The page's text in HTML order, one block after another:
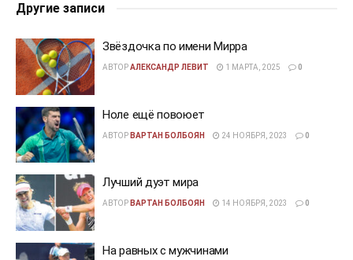
Другие записи
Звёздочка по имени Мирра
АВТОРАЛЕКСАНДР ЛЕВИТ 1 МАРТА, 2025 0
Ноле ещё повоюет
АВТОР ВАРТАН БОЛБОЯН 24 НОЯБРЯ, 2023 0
Лучший дуэт мира
АВТОР ВАРТАН БОЛБОЯН 14 НОЯБРЯ, 2023 0
На равных с мужчинами